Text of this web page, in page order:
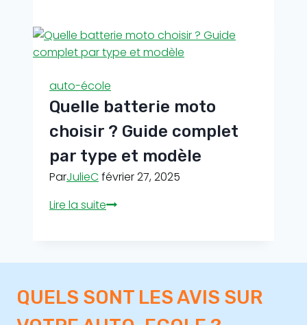
permis
de
sans
le
code
auto-école
Quelle batterie moto
choisir ? Guide complet
par type et modèle
ParJulieCfévrier 27, 2025
Lire la suiteQuelle
Guide
complet
QUELS SONT LES AVIS SUR